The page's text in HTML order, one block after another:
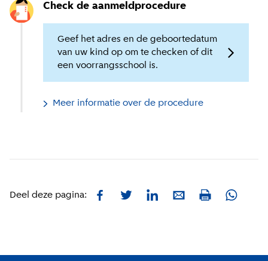
Check de aanmeldprocedure
Geef het adres en de geboortedatum
van uw kind op om te checken of dit
een voorrangsschool is.
Meer informatie over de procedure
Deel deze pagina: FacebookTwitterLinkedInE-mailPrint